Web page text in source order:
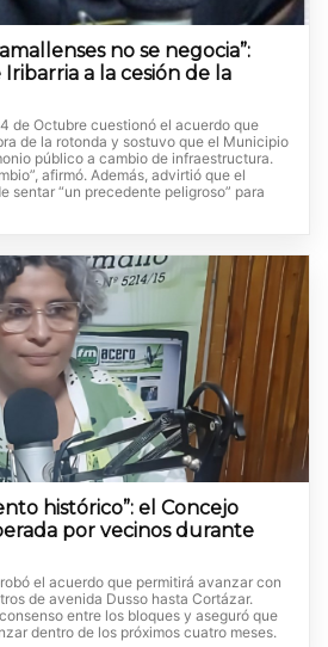
no se negocia”:
a la cesión de la
de Octubre cuestionó el acuerdo que
de la rotonda y sostuvo que el Municipio
público a cambio de infraestructura.
afirmó. Además, advirtió que el
sentar “un precedente peligroso” para
histórico”: el Concejo
por vecinos durante
el acuerdo que permitirá avanzar con
de avenida Dusso hasta Cortázar.
entre los bloques y aseguró que
dentro de los próximos cuatro meses.